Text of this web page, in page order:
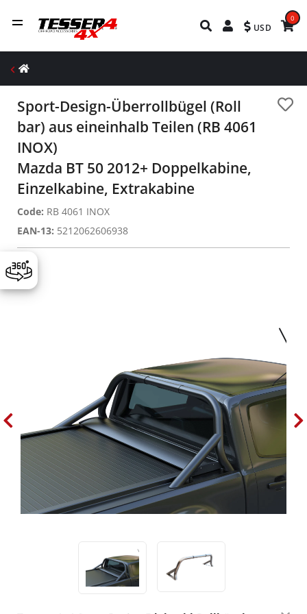
USD
0
Sport-Design-Überrollbügel (Roll
bar) aus eineinhalb Teilen (RB 4061
INOX)
Mazda BT 50 2012+ Doppelkabine,
Einzelkabine, Extrakabine
Code: RB 4061 INOX
EAN-13: 5212062606938